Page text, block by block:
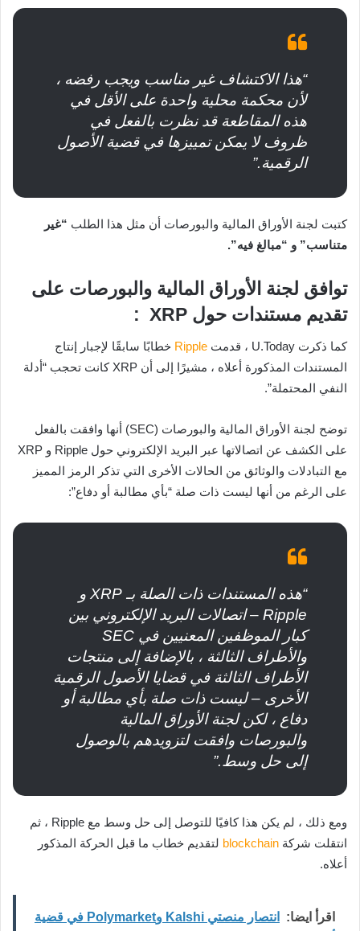
“هذا الاكتشاف غير مناسب ويجب رفضه ،
لأن محكمة محلية واحدة على الأقل في
هذه المقاطعة قد نظرت بالفعل في
ظروف لا يمكن تمييزها في قضية الأصول
الرقمية.”
كتبت لجنة الأوراق المالية والبورصات أن مثل هذا الطلب “غير
متناسب” و “مبالغ فيه”.
توافق لجنة الأوراق المالية والبورصات على
تقديم مستندات حول XRP :
كما ذكرت U.Today ، قدمت Ripple خطابًا سابقًا لإجبار إنتاج
المستندات المذكورة أعلاه ، مشيرًا إلى أن XRP كانت تحجب “أدلة
النفي المحتملة”.
توضح لجنة الأوراق المالية والبورصات (SEC) أنها وافقت بالفعل
على الكشف عن اتصالاتها عبر البريد الإلكتروني حول Ripple و XRP
مع التبادلات والوثائق من الحالات الأخرى التي تذكر الرمز المميز
على الرغم من أنها ليست ذات صلة “بأي مطالبة أو دفاع”:
“هذه المستندات ذات الصلة بـ XRP و
Ripple – اتصالات البريد الإلكتروني بين
كبار الموظفين المعنيين في SEC
والأطراف الثالثة ، بالإضافة إلى منتجات
الأطراف الثالثة في قضايا الأصول الرقمية
الأخرى – ليست ذات صلة بأي مطالبة أو
دفاع ، لكن لجنة الأوراق المالية
والبورصات وافقت لتزويدهم بالوصول
إلى حل وسط.”
ومع ذلك ، لم يكن هذا كافيًا للتوصل إلى حل وسط مع Ripple ، ثم
انتقلت شركة blockchain لتقديم خطاب ما قبل الحركة المذكور
أعلاه.
اقرأ ايضا: انتصار منصتي Kalshi وPolymarket في قضية